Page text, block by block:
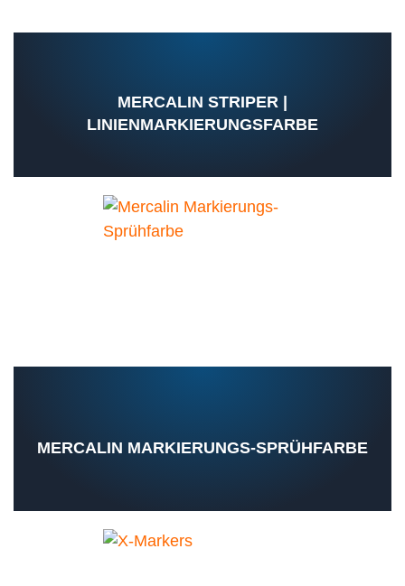
MERCALIN STRIPER |
LINIENMARKIERUNGSFARBE
MERCALIN MARKIERUNGS-SPRÜHFARBE